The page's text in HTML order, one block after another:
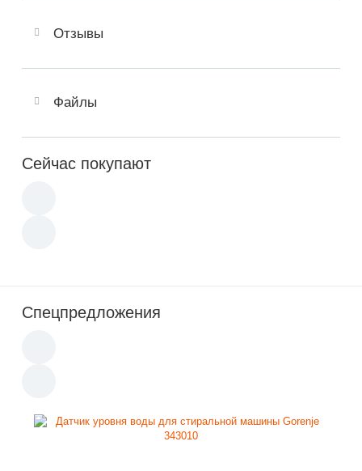
Отзывы
Файлы
Сейчас покупают
Спецпредложения